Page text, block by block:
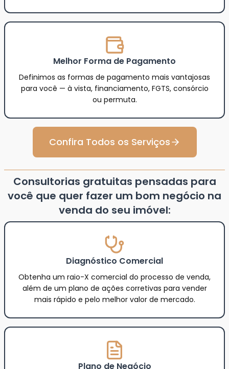
Melhor Forma de Pagamento
Definimos as formas de pagamento mais vantajosas
para você — à vista, financiamento, FGTS, consórcio
ou permuta.
Confira Todos os Serviços
Consultorias gratuitas pensadas para
você que quer fazer um bom negócio na
venda do seu imóvel:
Diagnóstico Comercial
Obtenha um raio-X comercial do processo de venda,
além de um plano de ações corretivas para vender
mais rápido e pelo melhor valor de mercado.
Plano de Negócio